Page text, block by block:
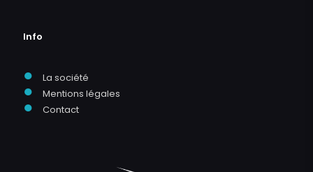
Info
● La société
● Mentions légales
● Contact